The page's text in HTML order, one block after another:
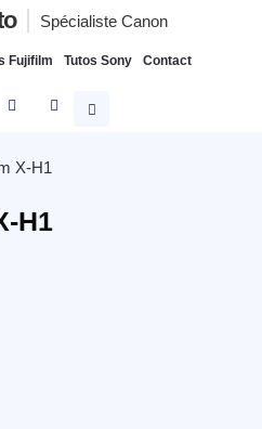
Spécialiste Canon
Fujifilm Tutos Sony Contact
X-H1
H1